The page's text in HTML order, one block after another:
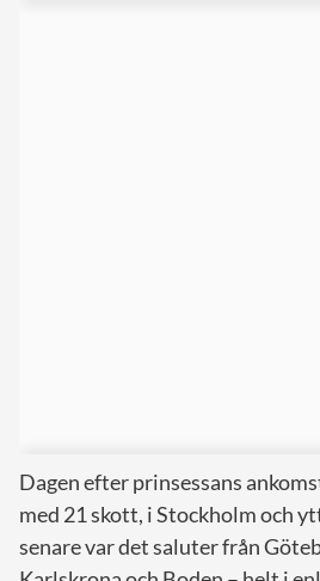
Dagen efter prinsessans
med 21 skott, i Stockholm och
senare var det saluter från